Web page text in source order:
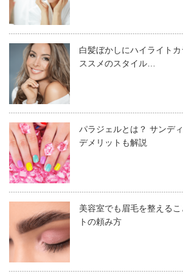
実です。ですが、しっかりした工程を
材があれば、セルフにチャレンジして
う。
ミラーネイルの基本的なや
ノンワイプのマットトップジェ
余分な未硬化ジェルを拭き取り
ミラーパウダーをつける箇所に
プジェルをつけ、硬化させます。
ミラーパウダーをチップやシリ
り、少量ずつトップジェルの上
す。
ダストブラシを使って余分なパ
す。
⑦の上からトップジェルをつけ
せます。
ミラーネイル×ニュアンス
絶妙なカラーやデザイン変化が目を引
ンは、もっともミラーネイルとの相性が
さがないのにオシャレ度も抜群です。
ミラーネイル特有のギラつき感を少し
る方は、マットコーティングをプラス
感なく使用できます。
また金箔や天然石をプラスすると、オ
100均のアイテムでもできる
最近は、100円ショップでもネイルアイ
されています。お店によってはミラー
揃っているので、コスパ良くミラーネ
できるでしょう。豊富なカラーを揃え
しみたい方は、100円ショップでミラー
してみてください。
パウダーをセレクトする時は、粒子の
を確認するのが大切です。100均アイテ
時の基準として覚えておいてください。
白髪ぼかしにハイライト
ススメのスタイル…
パラジェルとは？ サンデ
デメリットも解説
美容室でも眉毛を整える
トの頼み方